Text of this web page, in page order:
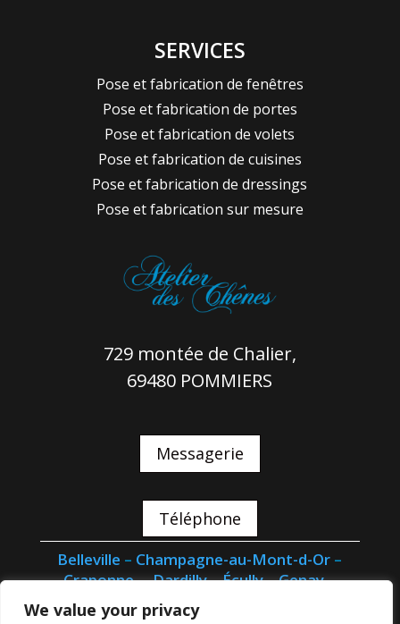
We value your privacy
SERVICES
Pose et fabrication de fenêtres
Pose et fabrication de portes
Pose et fabrication de volets
Pose et fabrication de cuisines
Pose et fabrication de dressings
Pose et fabrication sur mesure
729 montée de Chalier,
69480 POMMIERS
Messagerie
Téléphone
Belleville – Champagne-au-Mont-d-Or –
Craponne–Dardilly–Écully–Genay–
Limonest
Neuville